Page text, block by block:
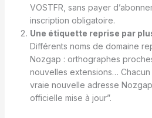
VOSTFR, sans payer
inscription obligatoire.
Une étiquette reprise par
Différents noms de domaine
Nozgap : orthographes
nouvelles extensions…
vraie nouvelle adresse
officielle mise à jour”.